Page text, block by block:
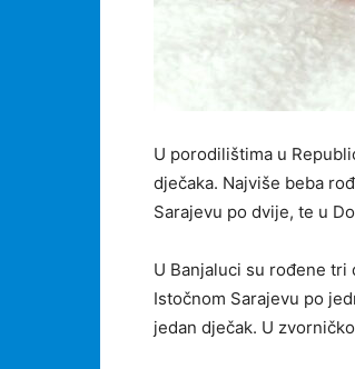
U porodilištima u
dječaka. Najviše beba
Sarajevu po dvije, te u
U Banjaluci su rođene
Istočnom Sarajevu po
jedan dječak. U